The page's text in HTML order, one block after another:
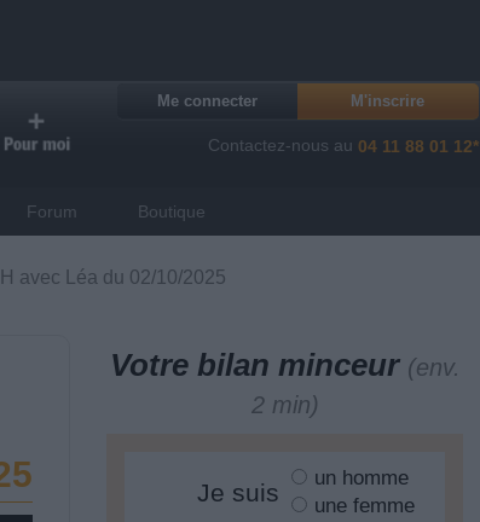
Me connecter M'inscrire
Contactez-nous au 04 11 88 01 12*
Forum Boutique
avec Léa du 02/10/2025
Votre bilan minceur (env.
2 min)
Je suis
un homme
une femme